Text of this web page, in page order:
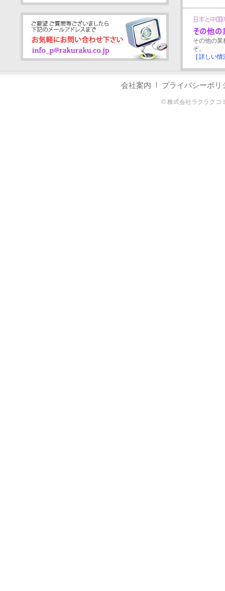
その他の
ぞ。
[ 詳しい情
会社案内 プライバシーポリ
© 株式会社ラクラクコ